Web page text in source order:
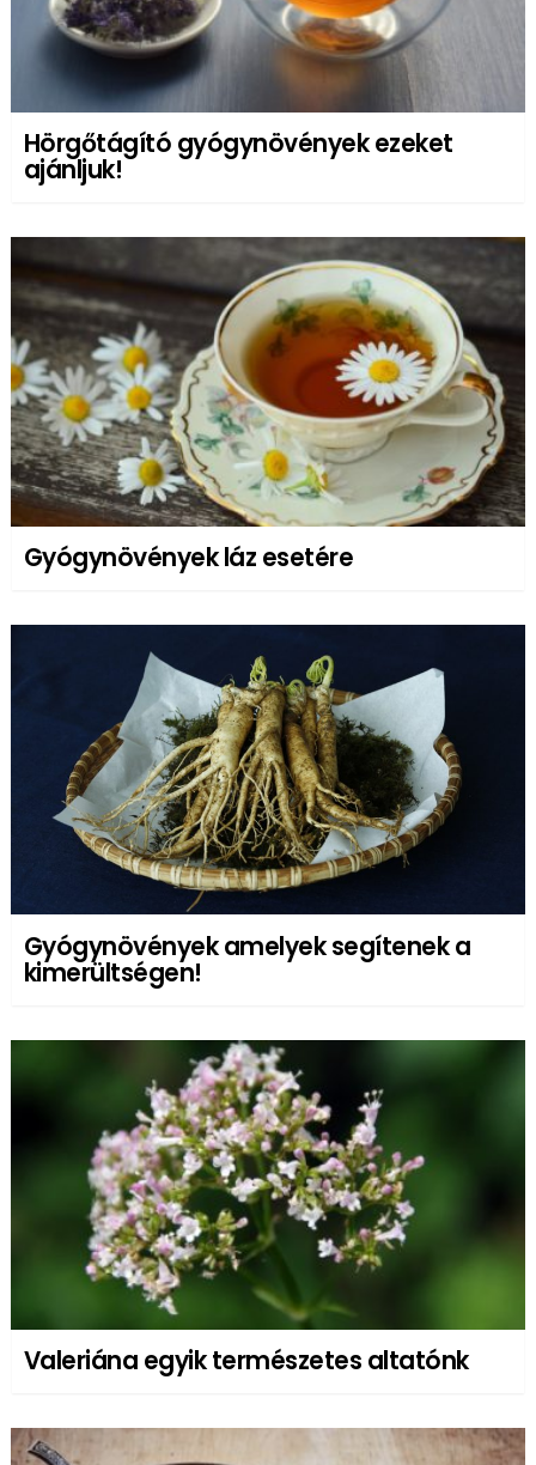
Hörgőtágító gyógynövények ezeket
ajánljuk!
Gyógynövények láz esetére
Gyógynövények amelyek segítenek a
kimerültségen!
Valeriána egyik természetes altatónk